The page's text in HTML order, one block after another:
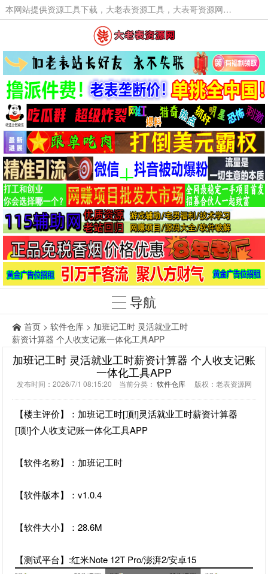
本网站提供资源工具下载，大老表资源工具，大表哥资源网软件工具，大老表资源下载，活动线报福利资源分享,活动线报，大型网游经典游戏，网络热门技术游戏辅助交流与分享。
导航
首页 > 软件仓库 > 加班记工时 灵活就业工时
薪资计算器 个人收支记账一体化工具APP
加班记工时 灵活就业工时薪资计算器 个人收支记账
一体化工具APP
发布时间：2026/7/1 08:15:20 当前分类： 软件仓库版权：老表资源网
【楼主评价】：加班记工时[顶!]灵活就业工时薪资计算器
[顶!]个人收支记账一体化工具APP
【软件名称】：加班记工时
【软件版本】：v1.0.4
【软件大小】：28.6M
【测试平台】:红米Note 12T Pro/澎湃2/安卓15